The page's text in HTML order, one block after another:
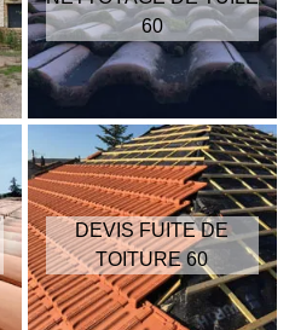
60
DEVIS FUITE DE
TOITURE 60